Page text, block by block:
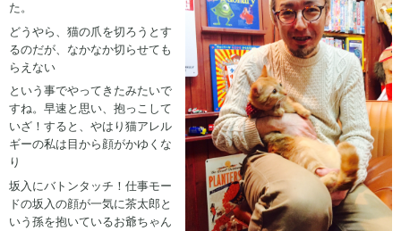
た。
どうやら、猫の爪を切ろうとす
るのだが、なかなか切らせても
らえない
という事でやってきたみたいで
すね。早速と思い、抱っこして
いざ！すると、やはり猫アレル
ギーの私は目から顔がかゆくな
り
坂入にバトンタッチ！仕事モー
ドの坂入の顔が一気に茶太郎と
いう孫を抱いているお爺ちゃん